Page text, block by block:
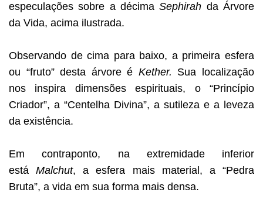
especulações sobre a décimaSephirah da Árvore
da Vida, acima ilustrada.
Observando de cima para baixo, a primeira esfera
ou “fruto” desta árvore é Kether. Sua localização
nos inspira dimensões espirituais, o “Princípio
Criador”, a “Centelha Divina”, a sutileza e a leveza
da existência.
Em contraponto, na extremidade inferior
estáMalchut, a esfera mais material, a “Pedra
Bruta”, a vida em sua forma mais densa.